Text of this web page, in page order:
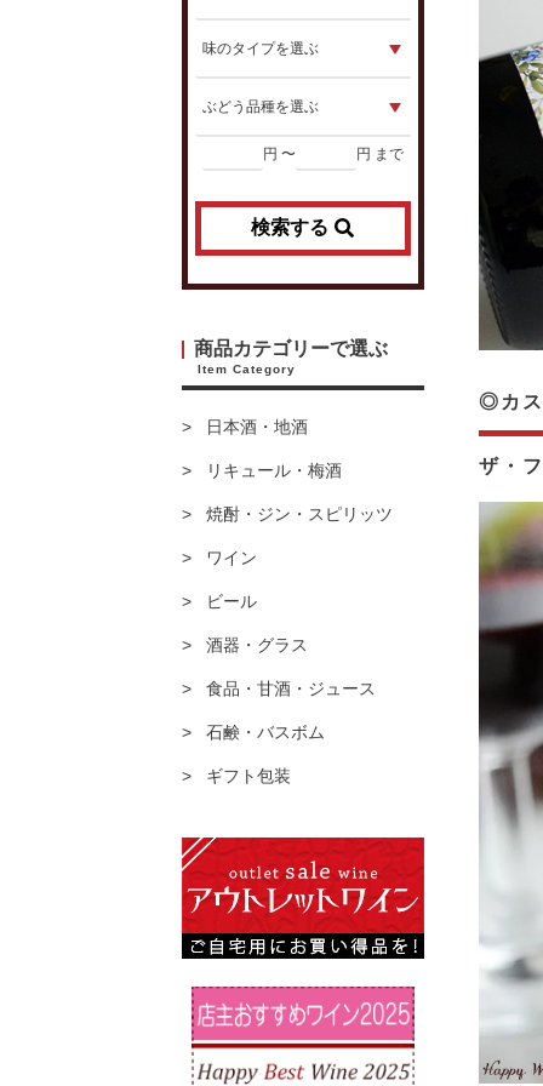
円 〜 円 まで
検索する
商品カテゴリーで選ぶ
Item Category
日本酒・地酒
リキュール・梅酒
焼酎・ジン・スピリッツ
ワイン
ビール
酒器・グラス
食品・甘酒・ジュース
石鹸・バスボム
ギフト包装
ザ・
◎カ